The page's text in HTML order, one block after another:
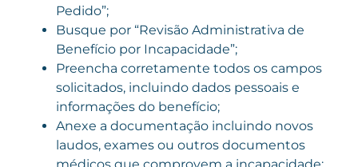
Pedido”;
Busque por “Revisão Administrativa de
Benefício por Incapacidade”;
Preencha corretamente todos os campos
solicitados, incluindo dados pessoais e
informações do benefício;
Anexe a documentação incluindo novos
laudos, exames ou outros documentos
médicos que comprovem a incapacidade;